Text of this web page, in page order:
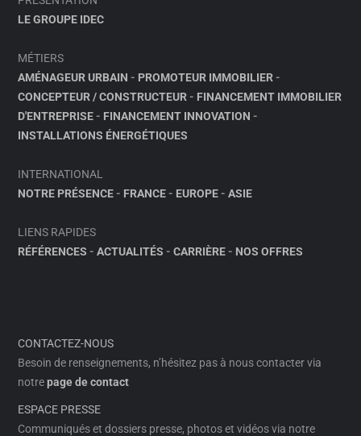
LE GROUPE IDEC
MÉTIERS
AMÉNAGEUR URBAIN - PROMOTEUR IMMOBILIER-
CONCEPTEUR / CONSTRUCTEUR- FINANCEMENT IMMOBILIER
D'ENTREPRISE- FINANCEMENT INNOVATION -
INSTALLATIONS ÉNERGÉTIQUES
INTERNATIONAL
NOTRE PRÉSENCE- FRANCE- EUROPE-ASIE
LIENS RAPIDES
RÉFÉRENCES -ACTUALITÉS -CARRIÈRE- NOS OFFRES
CONTACTEZ-NOUS
Besoin de renseignements, n’hésitez pas à nous contacter via
notrepage de contact
ESPACE PRESSE
Communiqués et dossiers presse, photos et vidéos via notre